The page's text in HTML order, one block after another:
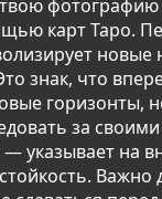
твою
карт Таро.
новые
знак, что
горизонты,
за
указывает на
Важно